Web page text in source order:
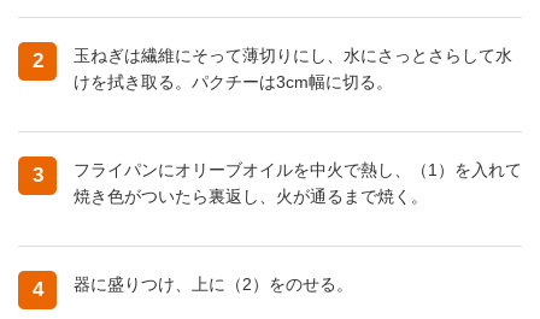
2
玉ねぎは繊維にそって薄切りにし、水にさっとさらして水
けを拭き取る。パクチーは3cm幅に切る。
3
フライパンにオリーブオイルを中火で熱し、（1）を入れて
焼き色がついたら裏返し、火が通るまで焼く。
4 器に盛りつけ、上に（2）をのせる。